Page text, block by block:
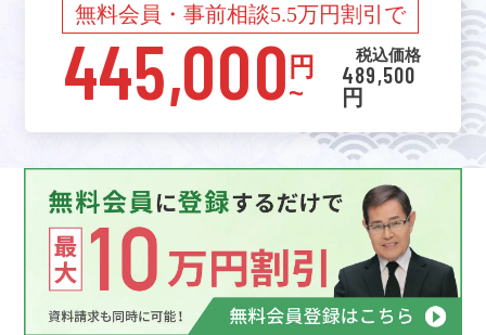
無料会員・事前相談5.5万円割引で
445,000円
~
税込価格
489,500
円